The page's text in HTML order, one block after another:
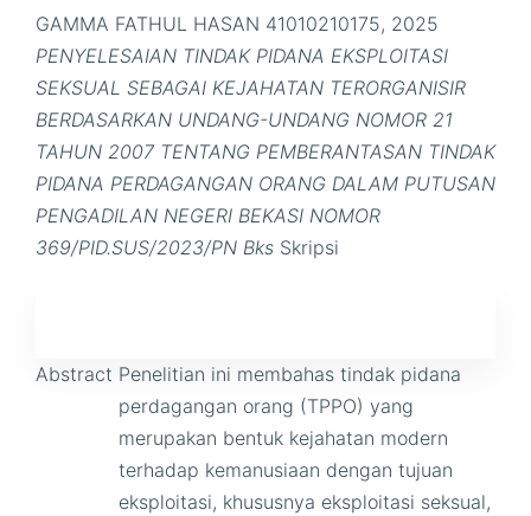
GAMMA FATHUL HASAN 41010210175, 2025
PENYELESAIAN TINDAK PIDANA EKSPLOITASI
SEKSUAL SEBAGAI KEJAHATAN TERORGANISIR
BERDASARKAN UNDANG-UNDANG NOMOR 21
TAHUN 2007 TENTANG PEMBERANTASAN TINDAK
PIDANA PERDAGANGAN ORANG DALAM PUTUSAN
PENGADILAN NEGERI BEKASI NOMOR
369/PID.SUS/2023/PN Bks Skripsi
Abstract Penelitian ini membahas tindak pidana
perdagangan orang (TPPO) yang
merupakan bentuk kejahatan modern
terhadap kemanusiaan dengan tujuan
eksploitasi, khususnya eksploitasi seksual,